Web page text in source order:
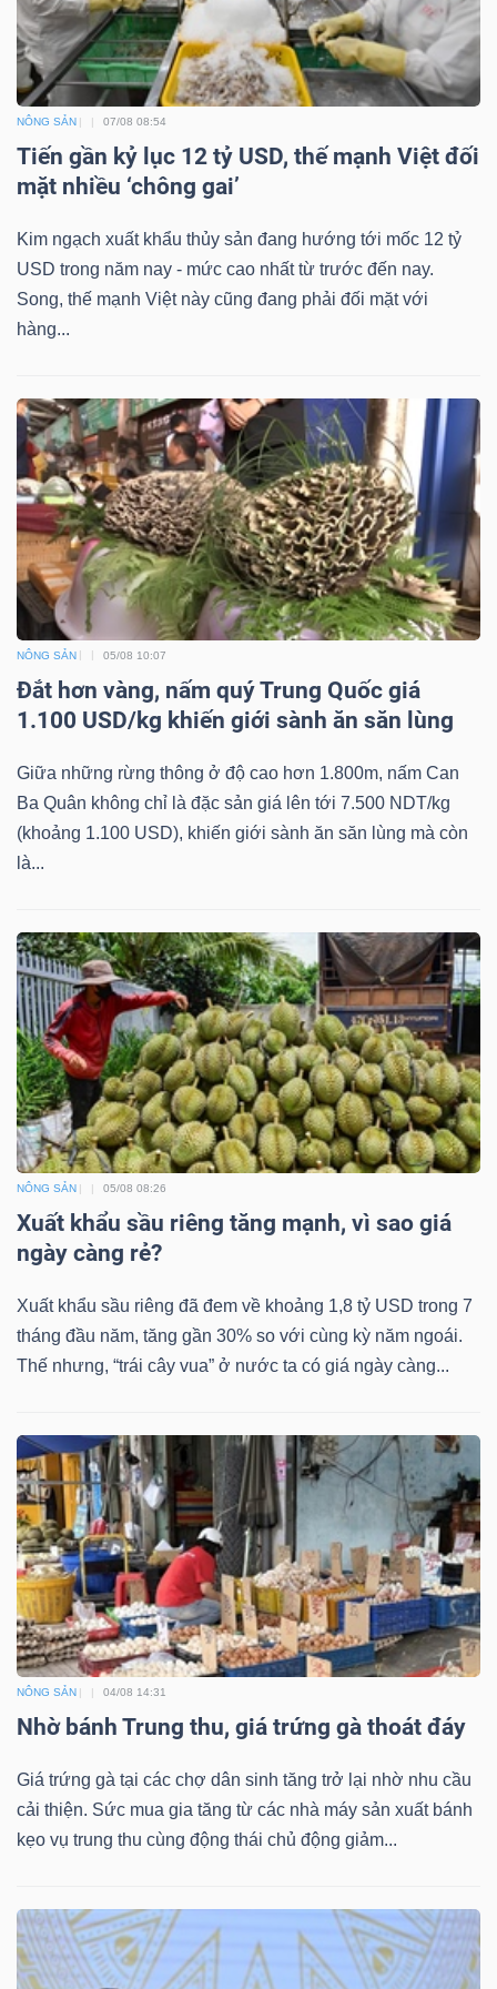
NÔNG SẢN 07/08 08:54
Tiến gần kỷ lục 12 tỷ USD, thế mạnh Việt đối
mặt nhiều ‘chông gai’
Kim ngạch xuất khẩu thủy sản đang hướng tới mốc 12 tỷ
USD trong năm nay - mức cao nhất từ trước đến nay.
Song, thế mạnh Việt này cũng đang phải đối mặt với
hàng...
NÔNG SẢN 05/08 10:07
Đắt hơn vàng, nấm quý Trung Quốc giá
1.100 USD/kg khiến giới sành ăn săn lùng
Giữa những rừng thông ở độ cao hơn 1.800m, nấm Can
Ba Quân không chỉ là đặc sản giá lên tới 7.500 NDT/kg
(khoảng 1.100 USD), khiến giới sành ăn săn lùng mà còn
là...
NÔNG SẢN 05/08 08:26
Xuất khẩu sầu riêng tăng mạnh, vì sao giá
ngày càng rẻ?
Xuất khẩu sầu riêng đã đem về khoảng 1,8 tỷ USD trong 7
tháng đầu năm, tăng gần 30% so với cùng kỳ năm ngoái.
Thế nhưng, “trái cây vua” ở nước ta có giá ngày càng...
NÔNG SẢN 04/08 14:31
Nhờ bánh Trung thu, giá trứng gà thoát đáy
Giá trứng gà tại các chợ dân sinh tăng trở lại nhờ nhu cầu
cải thiện. Sức mua gia tăng từ các nhà máy sản xuất bánh
kẹo vụ trung thu cùng động thái chủ động giảm...
Bài
viết
của
giả
(-)
Báo
cáo
phân
Thuật
ngữ
(-)
Dịch
vụ
(-)
tạo
tài
chính
Công
cụ
đầu
tư
Truyền
chính
Dữ
liệu
tài
chính